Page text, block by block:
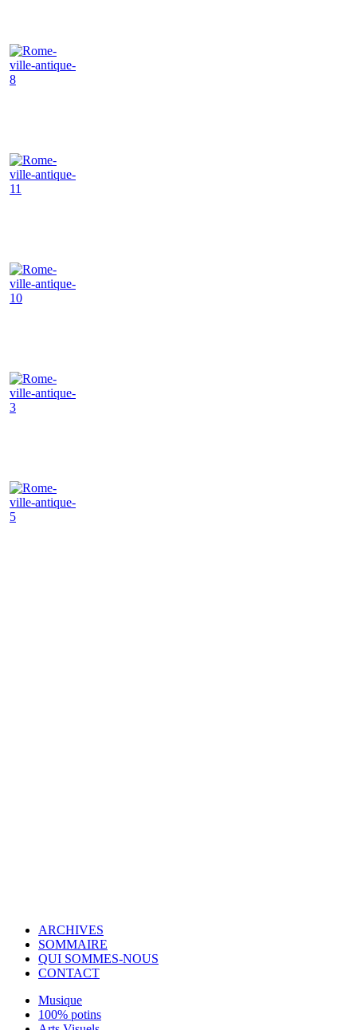
ARCHIVES
SOMMAIRE
QUI SOMMES-NOUS
CONTACT
Musique
100% potins